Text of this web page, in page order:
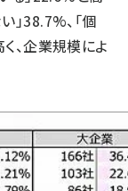
」38.7%、「個
、企業規模によ